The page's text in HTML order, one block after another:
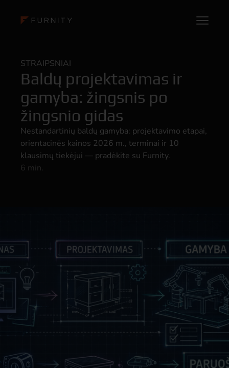
STRAIPSNIAI
Baldų projektavimas ir
gamyba: žingsnis po
žingsnio gidas
Nestandartinių baldų gamyba: projektavimo etapai,
orientacinės kainos 2026 m., terminai ir 10
klausimų tiekėjui — pradėkite su Furnity.
6 min.